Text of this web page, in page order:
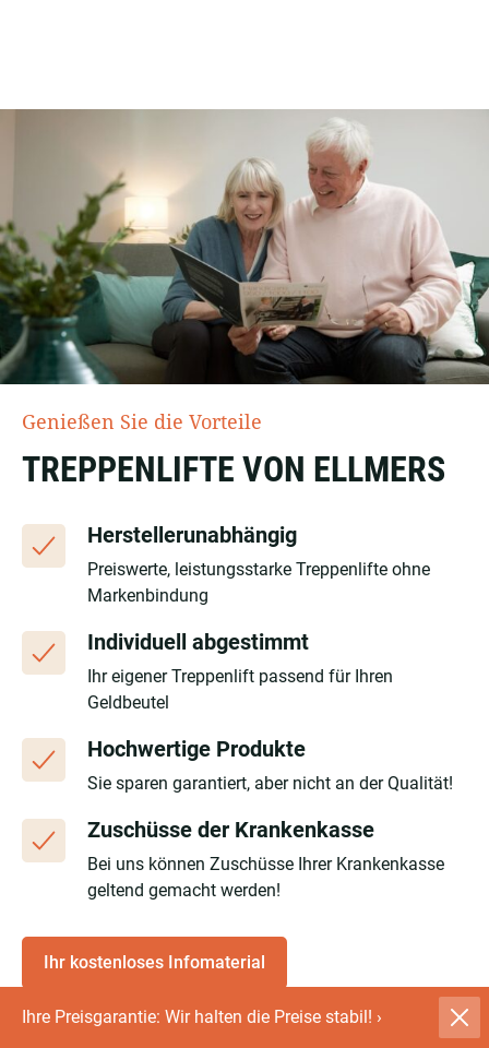
Ihre Preisgarantie: Wir halten die Preise stabil! ›
Genießen Sie die Vorteile
TREPPENLIFTE VON ELLMERS
Herstellerunabhängig
Preiswerte, leistungsstarke Treppenlifte ohne
Markenbindung
Individuell abgestimmt
Ihr eigener Treppenlift passend für Ihren
Geldbeutel
Hochwertige Produkte
Sie sparen garantiert, aber nicht an der Qualität!
Zuschüsse der Krankenkasse
Bei uns können Zuschüsse Ihrer Krankenkasse
geltend gemacht werden!
Ihr kostenloses Infomaterial